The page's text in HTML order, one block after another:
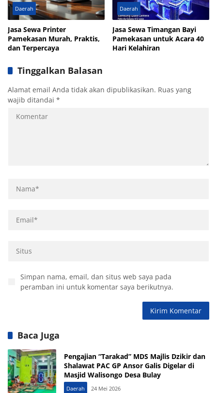
Daerah
Jasa Sewa Printer
Pamekasan Murah, Praktis,
dan Terpercaya
Daerah
Jasa Sewa Timangan Bayi
Pamekasan untuk Acara 40
Hari Kelahiran
Tinggalkan Balasan
Alamat email Anda tidak akan dipublikasikan. Ruas yang
wajib ditandai *
Simpan nama, email, dan situs web saya pada
peramban ini untuk komentar saya berikutnya.
Baca Juga
Pengajian “Tarakad” MDS Majlis Dzikir dan
Shalawat PAC GP Ansor Galis Digelar di
Masjid Walisongo Desa Bulay
Daerah 24 Mei 2026